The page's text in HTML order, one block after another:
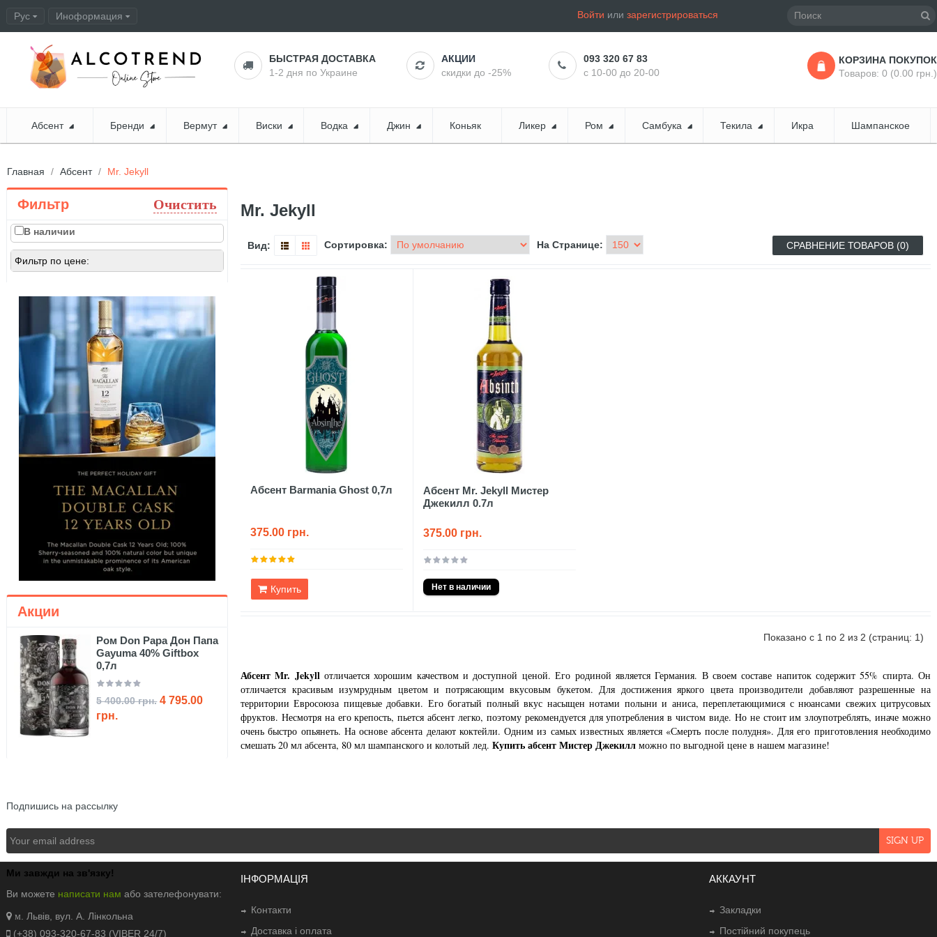
Рус Иноформация Войти илизарегистрироваться
БЫСТРАЯ ДОСТАВКА
1-2 дня по Украине
АКЦИИ
скидки до -25%
093 320 67 83
с 10-00 до 20-00
КОРЗИНА ПОКУПОК
Товаров: 0 (0.00 грн.)
Абсент Бренди Вермут Виски Водка Джин Коньяк Ликер Ром Самбука Текила Икра Шампанское
Главная Абсент Mr. Jekyll
Фильтр Очистить
В наличии
Фильтр по цене:
Акции
Ром Don Papa Дон Папа
Gayuma 40% Giftbox
0,7л
5 400.00 грн. 4 795.00
грн.
Mr. Jekyll
Вид: СРАВНЕНИЕ ТОВАРОВ (0)
Сортировка: На Странице:
Абсент Barmania Ghost 0,7л
375.00 грн.
Купить
Абсент Mr. Jekyll Мистер
Джекилл 0.7л
375.00 грн.
Показано с 1 по 2 из 2 (страниц: 1)
Абсент Mr. Jekyllотличается хорошим качеством и доступной ценой. Его родиной является Германия. В своем составе напиток содержит 55% спирта. Он
отличается красивым изумрудным цветом и потрясающим вкусовым букетом. Для достижения яркого цвета производители добавляют разрешенные на
территории Евросоюза пищевые добавки. Его богатый полный вкус насыщен нотами полыни и аниса, переплетающимися с нюансами свежих цитрусовых
фруктов. Несмотря на его крепость, пьется абсент легко, поэтому рекомендуется для употребления в чистом виде. Но не стоит им злоупотреблять, иначе можно
очень быстро опьянеть. На основе абсента делают коктейли. Одним из самых известных является «Смерть после полудня». Для его приготовления необходимо
смешать 20 мл абсента, 80 мл шампанского и колотый лед. Купить абсент Мистер Джекилл можно по выгодной цене в нашем магазине!
Подпишись на рассылку
Ми завжди на зв'язку!
Ви можете написати нам або зателефонувати:
м
. Львів, вул. А. Лінкольна
(+38) 093-320-67-83 (VIBER 24/7)
ІНФОРМАЦІЯ
Контакти
Доставка і оплата
АККАУНТ
Закладки
Постійний покупець